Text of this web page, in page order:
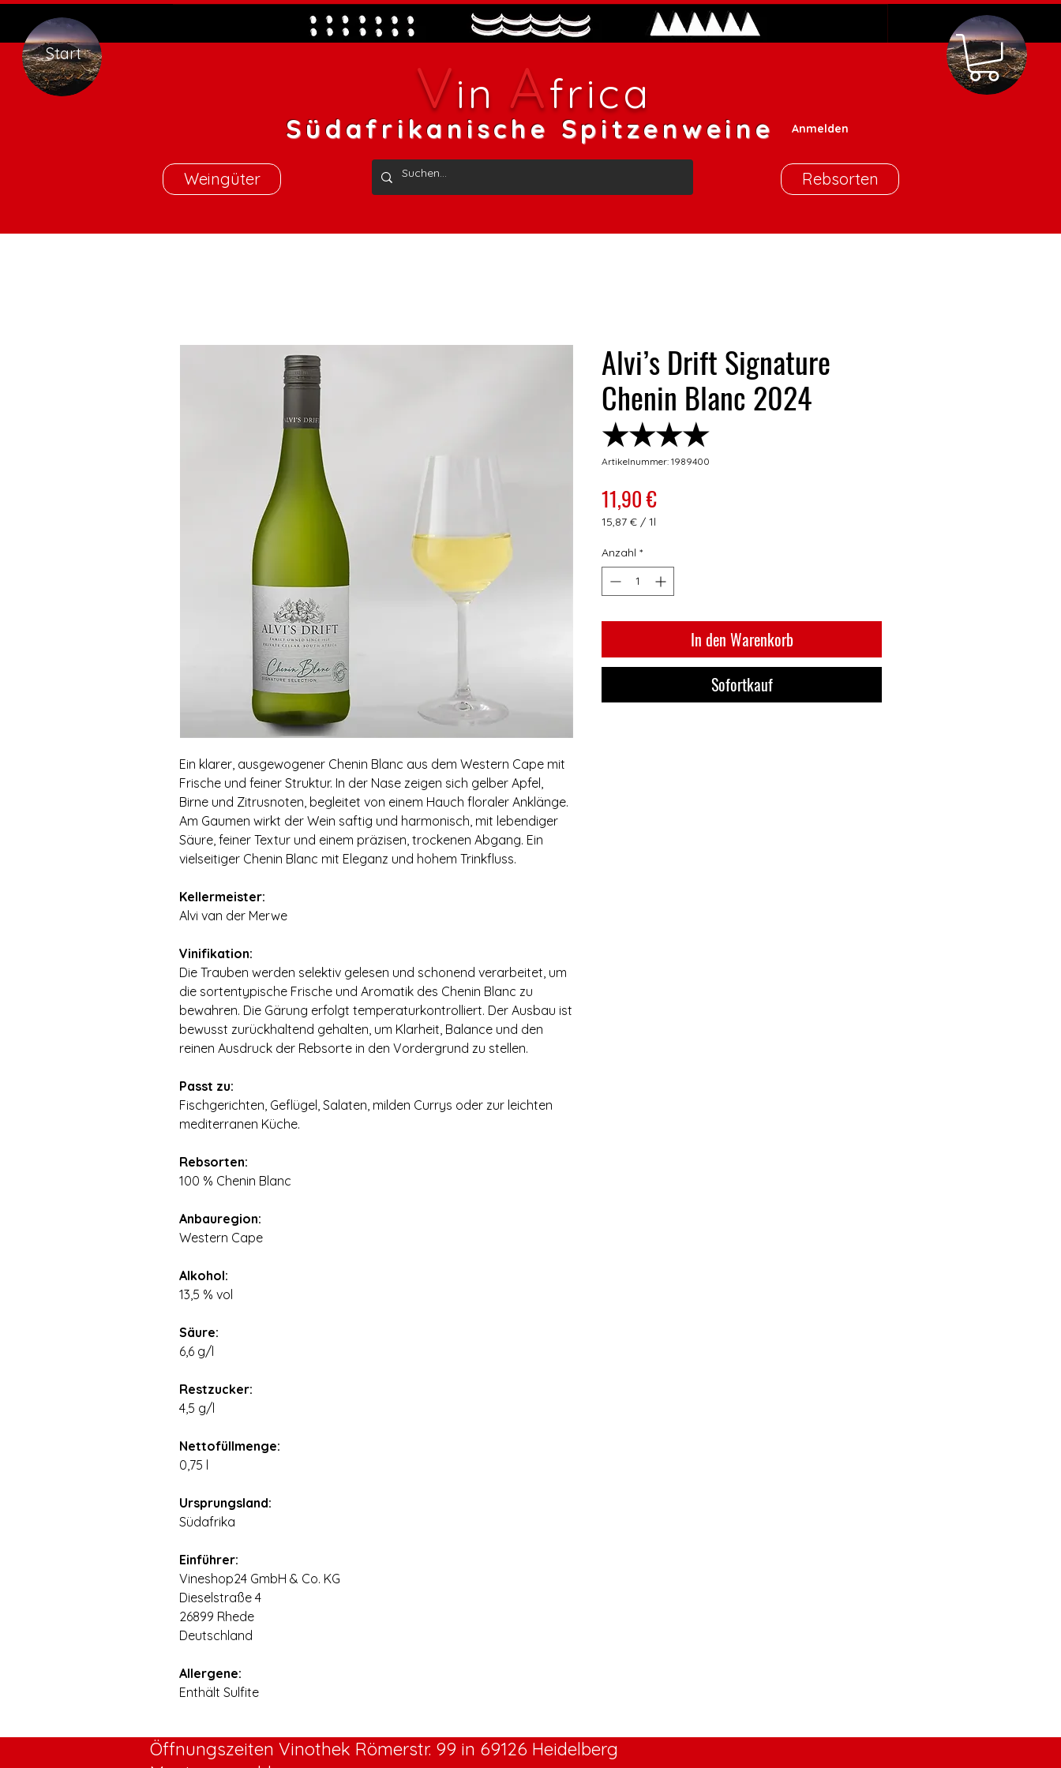
Start
Weingüter
Vin Africa
Südafrikanische Spitzenweine Anmelden
Rebsorten
Ein klarer, ausgewogener Chenin Blanc aus dem Western Cape mit
Frische und feiner Struktur. In der Nase zeigen sich gelber Apfel,
Birne und Zitrusnoten, begleitet von einem Hauch floraler Anklänge.
Am Gaumen wirkt der Wein saftig und harmonisch, mit lebendiger
Säure, feiner Textur und einem präzisen, trockenen Abgang. Ein
vielseitiger Chenin Blanc mit Eleganz und hohem Trinkfluss.
Kellermeister:
Alvi van der Merwe
Vinifikation:
Die Trauben werden selektiv gelesen und schonend verarbeitet, um
die sortentypische Frische und Aromatik des Chenin Blanc zu
bewahren. Die Gärung erfolgt temperaturkontrolliert. Der Ausbau ist
bewusst zurückhaltend gehalten, um Klarheit, Balance und den
reinen Ausdruck der Rebsorte in den Vordergrund zu stellen.
Passt zu:
Fischgerichten, Geflügel, Salaten, milden Currys oder zur leichten
mediterranen Küche.
Rebsorten:
100 % Chenin Blanc
Anbauregion:
Western Cape
Alkohol:
13,5 % vol
Säure:
6,6 g/l
Restzucker:
4,5 g/l
Nettofüllmenge:
0,75 l
Ursprungsland:
Südafrika
Einführer:
Vineshop24 GmbH & Co. KG
Dieselstraße 4
26899 Rhede
Deutschland
Allergene:
Enthält Sulfite
Alvi’s Drift Signature
Chenin Blanc 2024
★★★★
Artikelnummer: 1989400
11,90 €Preis
15,87 € / 1l
pro
1
Liter
Anzahl *
In den Warenkorb
Sofortkauf
Öffnungszeiten Vinothek Römerstr. 99 in 69126 Heidelberg